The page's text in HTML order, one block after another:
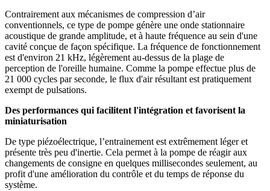
Contrairement aux mécanismes de compression d’air
conventionnels, ce type de pompe génère une onde stationnaire
acoustique de grande amplitude, et à haute fréquence au sein d'une
cavité conçue de façon spécifique. La fréquence de fonctionnement
est d'environ 21 kHz, légèrement au-dessus de la plage de
perception de l'oreille humaine. Comme la pompe effectue plus de
21 000 cycles par seconde, le flux d'air résultant est pratiquement
exempt de pulsations.
Des performances qui facilitent l'intégration et favorisent la
miniaturisation
De type piézoélectrique, l’entrainement est extrêmement léger et
présente très peu d'inertie. Cela permet à la pompe de réagir aux
changements de consigne en quelques millisecondes seulement, au
profit d'une amélioration du contrôle et du temps de réponse du
système.